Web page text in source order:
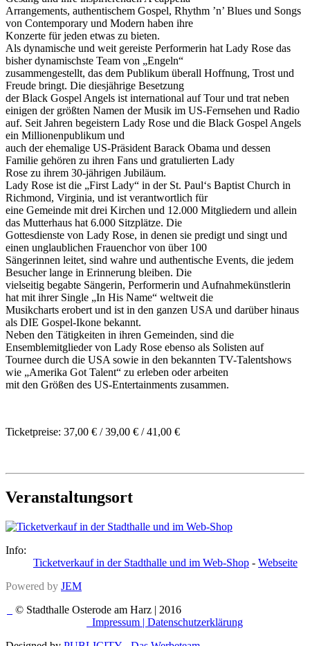
Arrangements, authentischem Gospel, Rhythm ’n’ Blues und Songs
von Contemporary und Modern haben ihre
Konzerte für jeden etwas zu bieten.
Als dynamische und weit gereiste Performerin hat Lady Rose das
bisher dynamischste Team von „Engeln“
zusammengestellt, das dem Publikum überall Hoffnung, Trost und
Freude bringt. Die diesjährige Besetzung
der Black Gospel Angels ist international auf Tour und trat neben
einigen der größten Namen der Musik im US-Fernsehen und Radio
auf. Seit Jahren begeistern Lady Rose und die Black Gospel Angels
ein Millionenpublikum und
auch der ehemalige US-Präsident Barack Obama und dessen
Familie gehören zu ihren Fans und gratulierten Lady
Rose zu ihrem 30-jährigen Jubiläum.
Lady Rose ist die „First Lady“ in der St. Paul‘s Baptist Church in
Richmond, Virginia, und ist verantwortlich für
eine Gemeinde mit drei Kirchen und 12.000 Mitgliedern und allein
das Mutterhaus hat 6.000 Sitzplätze. Die
Gottesdienste von Lady Rose, in denen sie predigt und singt und
einen unglaublichen Frauenchor von über 100
Sängerinnen leitet, sind wahre und authentische Events, die jedem
Besucher lange in Erinnerung bleiben. Die
vielseitig begabte Sängerin, Performerin und Aufnahmekünstlerin
hat mit ihrer Single „In His Name“ weltweit die
Musikcharts erobert und ist in den ganzen USA und darüber hinaus
als DIE Gospel-Ikone bekannt.
Neben den Tätigkeiten in ihren Gemeinden, sind die
Ensemblemitglieder von Lady Rose ebenso als Solisten auf
Tournee durch die USA sowie in den bekannten TV-Talentshows
wie „Amerika Got Talent“ zu erleben oder arbeiten
mit den Größen des US-Entertainments zusammen.
Ticketpreise: 37,00 € / 39,00 € / 41,00 €
Veranstaltungsort
Info:
Ticketverkauf in der Stadthalle und im Web-Shop - Webseite
Powered by JEM
© Stadthalle Osterode am Harz | 2016
Impressum | Datenschutzerklärung